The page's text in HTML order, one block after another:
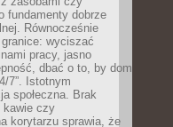
fundamenty dobrze
Równocześnie
wyciszać
pracy, jasno
dbać o to, by dom
7”. Istotnym
społeczna. Brak
kawie czy
korytarzu sprawia, że